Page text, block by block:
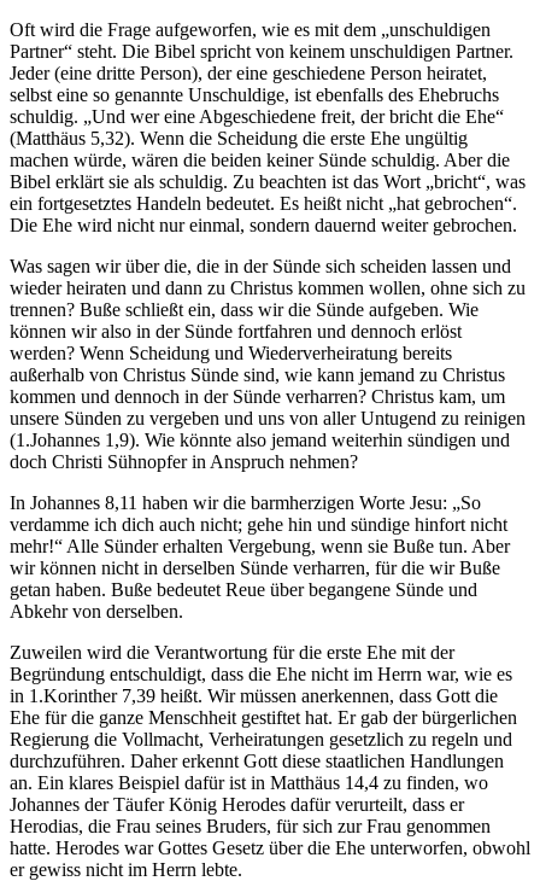
Oft wird die Frage aufgeworfen, wie es mit dem „unschuldigen
Partner“ steht. Die Bibel spricht von keinem unschuldigen Partner.
Jeder (eine dritte Person), der eine geschiedene Person heiratet,
selbst eine so genannte Unschuldige, ist ebenfalls des Ehebruchs
schuldig. „Und wer eine Abgeschiedene freit, der bricht die Ehe“
(Matthäus 5,32). Wenn die Scheidung die erste Ehe ungültig
machen würde, wären die beiden keiner Sünde schuldig. Aber die
Bibel erklärt sie als schuldig. Zu beachten ist das Wort „bricht“, was
ein fortgesetztes Handeln bedeutet. Es heißt nicht „hat gebrochen“.
Die Ehe wird nicht nur einmal, sondern dauernd weiter gebrochen.
Was sagen wir über die, die in der Sünde sich scheiden lassen und
wieder heiraten und dann zu Christus kommen wollen, ohne sich zu
trennen? Buße schließt ein, dass wir die Sünde aufgeben. Wie
können wir also in der Sünde fortfahren und dennoch erlöst
werden? Wenn Scheidung und Wiederverheiratung bereits
außerhalb von Christus Sünde sind, wie kann jemand zu Christus
kommen und dennoch in der Sünde verharren? Christus kam, um
unsere Sünden zu vergeben und uns von aller Untugend zu reinigen
(1.Johannes 1,9). Wie könnte also jemand weiterhin sündigen und
doch Christi Sühnopfer in Anspruch nehmen?
In Johannes 8,11 haben wir die barmherzigen Worte Jesu: „So
verdamme ich dich auch nicht; gehe hin und sündige hinfort nicht
mehr!“ Alle Sünder erhalten Vergebung, wenn sie Buße tun. Aber
wir können nicht in derselben Sünde verharren, für die wir Buße
getan haben. Buße bedeutet Reue über begangene Sünde und
Abkehr von derselben.
Zuweilen wird die Verantwortung für die erste Ehe mit der
Begründung entschuldigt, dass die Ehe nicht im Herrn war, wie es
in 1.Korinther 7,39 heißt. Wir müssen anerkennen, dass Gott die
Ehe für die ganze Menschheit gestiftet hat. Er gab der bürgerlichen
Regierung die Vollmacht, Verheiratungen gesetzlich zu regeln und
durchzuführen. Daher erkennt Gott diese staatlichen Handlungen
an. Ein klares Beispiel dafür ist in Matthäus 14,4 zu finden, wo
Johannes der Täufer König Herodes dafür verurteilt, dass er
Herodias, die Frau seines Bruders, für sich zur Frau genommen
hatte. Herodes war Gottes Gesetz über die Ehe unterworfen, obwohl
er gewiss nicht im Herrn lebte.